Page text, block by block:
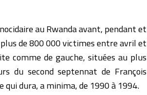
au Rwanda avant, pendant et
de 800 000 victimes entre avril et
comme de gauche, situées au plus
du second septennat de François
dura, a minima, de 1990 à 1994.